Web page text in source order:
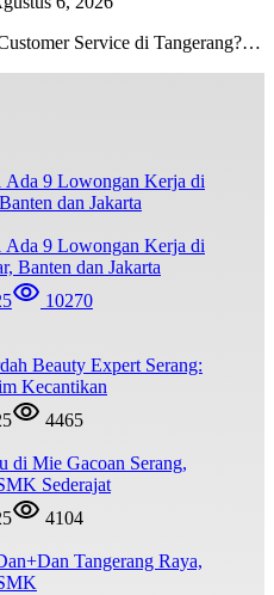
Service di Tangerang?…
9 Lowongan Kerja di
Banten dan Jakarta
10270
Beauty Expert Serang:
Kecantikan
4465
di Mie Gacoan Serang,
Sederajat
4104
Tangerang Raya,